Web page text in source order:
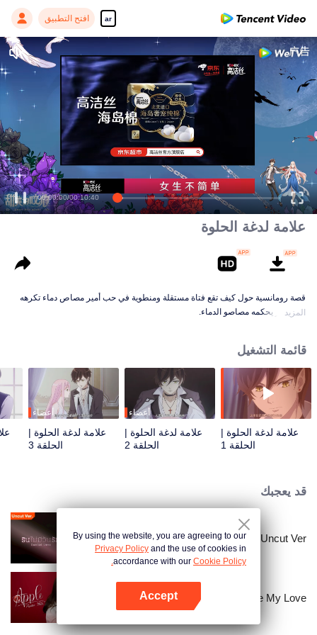
ar افتح التطبيق
00:00:00/00:10:40
علامة لدغة الحلوة
قصة رومانسية حول كيف تقع فتاة مستقلة ومنطوية في حب أمير مصاص دماء تكرهه
في عصر يحكمه مصاصو الدماء.
المزيد
قائمة التشغيل
علامة لدغة الحلوة |
الحلقة 1
أعضاء
علامة لدغة الحلوة |
الحلقة 2
أعضاء
علامة لدغة الحلوة |
الحلقة 3
قد يعجبك
Denied Love (Uncut Ver.)
Apple My Love...
By using the website, you are agreeing to our
Privacy Policy and the use of cookies in
accordance with our Cookie Policy.
Accept